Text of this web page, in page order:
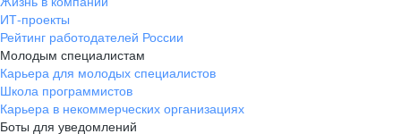
ИТ-проекты
Рейтинг работодателей России
Молодым специалистам
Карьера для молодых специалистов
Школа программистов
Карьера в некоммерческих организациях
Боты для уведомлений